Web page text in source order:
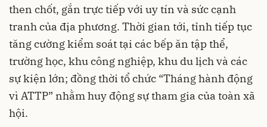
then chốt, gắn trực tiếp với uy tín và sức cạnh
tranh của địa phương. Thời gian tới, tỉnh tiếp tục
tăng cường kiểm soát tại các bếp ăn tập thể,
trường học, khu công nghiệp, khu du lịch và các
sự kiện lớn; đồng thời tổ chức “Tháng hành động
vì ATTP” nhằm huy động sự tham gia của toàn xã
hội.